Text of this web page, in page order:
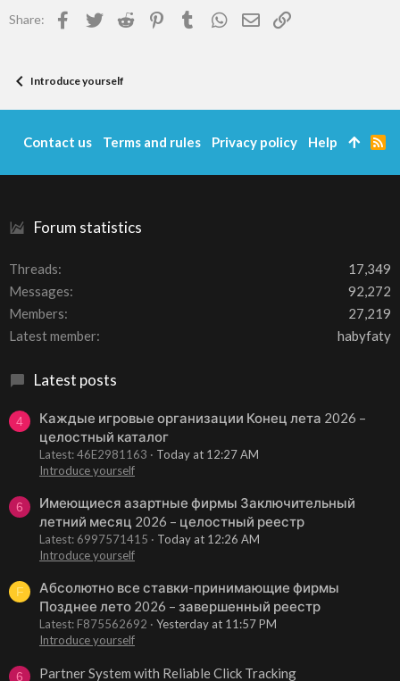
Share: Facebook
TwitterReddit Pinterest
TumblrWhatsApp
EmailLink
Introduce yourself
Forum statistics
Threads
17,349
Messages
92,272
Members
27,219
Latest member
habyfaty
Latest posts
4
Каждые игровые организации Конец лета 2026 –
целостный каталог
Latest: 46E2981163
Today at 12:27 AM
Introduce yourself
6
Имеющиеся азартные фирмы Заключительный
летний месяц 2026 – целостный реестр
Latest: 6997571415
Today at 12:26 AM
Introduce yourself
F
Абсолютно все ставки-принимающие фирмы
Позднее лето 2026 – завершенный реестр
Latest: F875562692
Yesterday at 11:57 PM
Introduce yourself
6 Partner System with Reliable Click Tracking
Contact us Terms and rules Privacy policy Help
R
S